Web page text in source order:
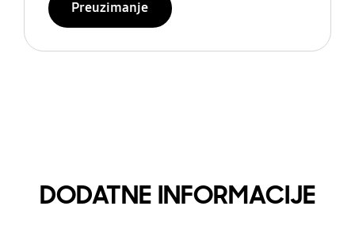
Preuzimanje
DODATNE INFORMACIJE